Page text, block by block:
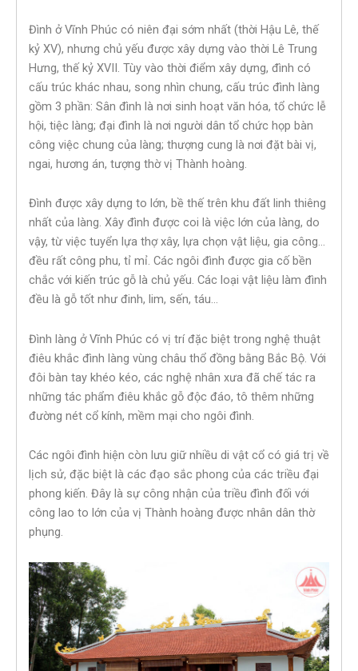
Đình ở Vĩnh Phúc có niên đại sớm nhất (thời Hậu Lê, thế
kỷ XV), nhưng chủ yếu được xây dựng vào thời Lê Trung
Hưng, thế kỷ XVII. Tùy vào thời điểm xây dựng, đình có
cấu trúc khác nhau, song nhìn chung, cấu trúc đình làng
gồm 3 phần: Sân đình là nơi sinh hoạt văn hóa, tổ chức lễ
hội, tiệc làng; đại đình là nơi người dân tổ chức họp bàn
công việc chung của làng; thượng cung là nơi đặt bài vị,
ngai, hương án, tượng thờ vị Thành hoàng.
Đình được xây dựng to lớn, bề thế trên khu đất linh thiêng
nhất của làng. Xây đình được coi là việc lớn của làng, do
vậy, từ việc tuyển lựa thợ xây, lựa chọn vật liệu, gia công…
đều rất công phu, tỉ mỉ. Các ngôi đình được gia cố bền
chắc với kiến trúc gỗ là chủ yếu. Các loại vật liệu làm đình
đều là gỗ tốt như đinh, lim, sến, táu…
Đình làng ở Vĩnh Phúc có vị trí đặc biệt trong nghệ thuật
điêu khắc đình làng vùng châu thổ đồng bằng Bắc Bộ. Với
đôi bàn tay khéo kéo, các nghệ nhân xưa đã chế tác ra
những tác phẩm điêu khắc gỗ độc đáo, tô thêm những
đường nét cổ kính, mềm mại cho ngôi đình.
Các ngôi đình hiện còn lưu giữ nhiều di vật cổ có giá trị về
lịch sử, đặc biệt là các đạo sắc phong của các triều đại
phong kiến. Đây là sự công nhận của triều đình đối với
công lao to lớn của vị Thành hoàng được nhân dân thờ
phụng.